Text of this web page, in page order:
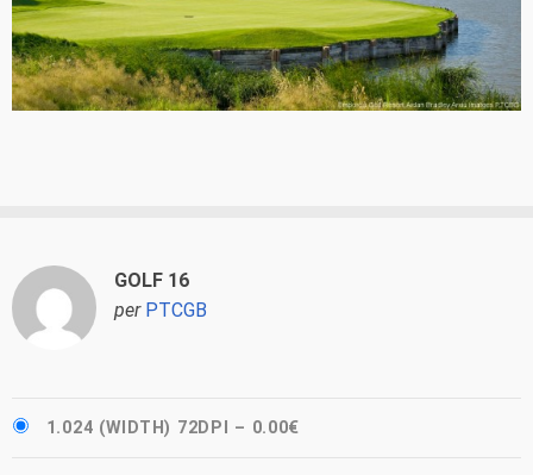
GOLF 16
per PTCGB
1.024 (WIDTH) 72DPI – 0.00€